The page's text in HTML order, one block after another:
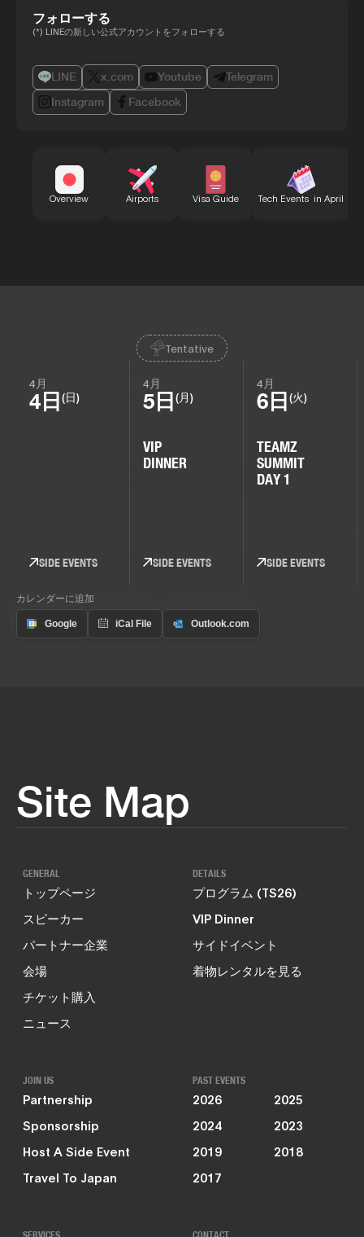
フォローする
(*) LINEの新しい公式アカウントをフォローする
LINE x.com Youtube
Telegram
Instagram
Facebook
Overview Airports Visa Guide Tech Events in April
Tentative
4月
4日 (日)
SIDE EVENTS
4月
5日 (月)
VIP
DINNER
SIDE EVENTS
4月
6日 (火)
TEAMZ
SUMMIT
DAY 1
SIDE EVENTS
カレンダーに追加
Site Map
GENERAL
トップページ
スピーカー
パートナー企業
会場
チケット購入
ニュース
DETAILS
プログラム (TS26)
VIP Dinner
サイドイベント
着物レンタルを見る
JOIN US
Partnership
Sponsorship
Host A Side Event
Travel To Japan
PAST EVENTS
2026
2025
2024
2023
2019
2018
2017